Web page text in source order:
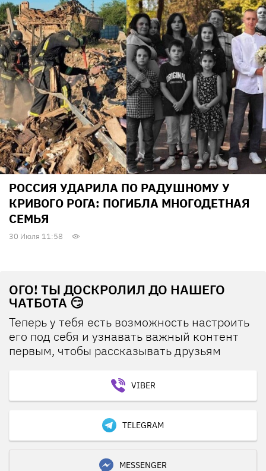
РОССИЯ УДАРИЛА ПО РАДУШНОМУ У
КРИВОГО РОГА: ПОГИБЛА МНОГОДЕТНАЯ
СЕМЬЯ
30 Июля 11:58
ОГО! ТЫ ДОСКРОЛИЛ ДО НАШЕГО
ЧАТБОТА 😏
Теперь у тебя есть возможность настроить
его под себя и узнавать важный контент
первым, чтобы рассказывать друзьям
VIBER
TELEGRAM
MESSENGER